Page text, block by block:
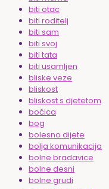
biti otac
biti roditelj
biti sam
biti svoj
biti tata
biti usamljen
bliske veze
bliskost
bliskost s djetetom
bočica
bog
bolesno dijete
bolja komunikacija
bolne bradavice
bolne desni
bolne grudi